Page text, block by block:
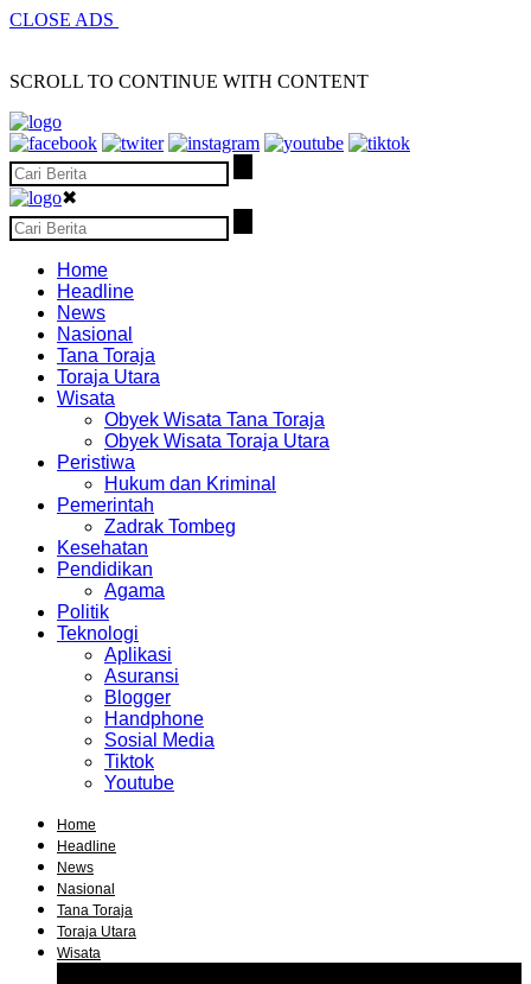
CLOSE ADS
SCROLL TO CONTINUE WITH CONTENT
✖
Home
Headline
News
Nasional
Tana Toraja
Toraja Utara
Wisata
Obyek Wisata Tana Toraja
Obyek Wisata Toraja Utara
Peristiwa
Hukum dan Kriminal
Pemerintah
Zadrak Tombeg
Kesehatan
Pendidikan
Agama
Politik
Teknologi
Aplikasi
Asuransi
Blogger
Handphone
Sosial Media
Tiktok
Youtube
Home
Headline
News
Nasional
Tana Toraja
Toraja Utara
Wisata